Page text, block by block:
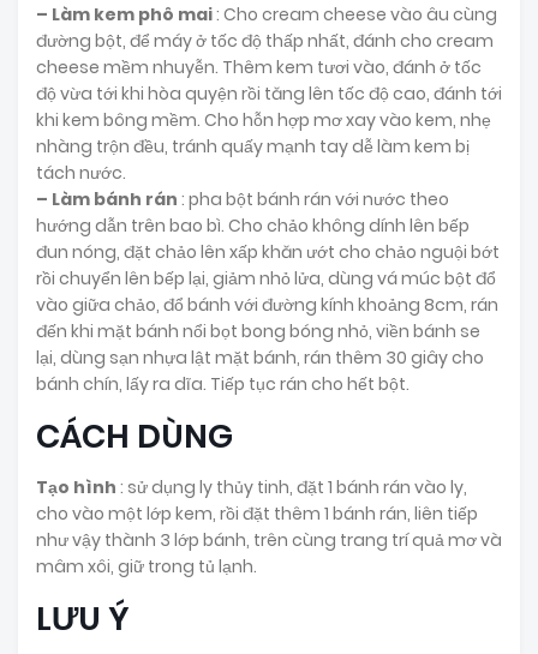
– Làm kem phô mai: Cho cream cheese vào âu cùng
đường bột, để máy ở tốc độ thấp nhất, đánh cho cream
cheese mềm nhuyễn. Thêm kem tươi vào, đánh ở tốc
độ vừa tới khi hòa quyện rồi tăng lên tốc độ cao, đánh tới
khi kem bông mềm. Cho hỗn hợp mơ xay vào kem, nhẹ
nhàng trộn đều, tránh quấy mạnh tay dễ làm kem bị
tách nước.
– Làm bánh rán : pha bột bánh rán với nước theo
hướng dẫn trên bao bì. Cho chảo không dính lên bếp
đun nóng, đặt chảo lên xấp khăn ướt cho chảo nguội bớt
rồi chuyển lên bếp lại, giảm nhỏ lửa, dùng vá múc bột đổ
vào giữa chảo, đổ bánh với đường kính khoảng 8cm, rán
đến khi mặt bánh nổi bọt bong bóng nhỏ, viền bánh se
lại, dùng sạn nhựa lật mặt bánh, rán thêm 30 giây cho
bánh chín, lấy ra dĩa. Tiếp tục rán cho hết bột.
CÁCH DÙNG
Tạo hình : sử dụng ly thủy tinh, đặt 1 bánh rán vào ly,
cho vào một lớp kem, rồi đặt thêm 1 bánh rán, liên tiếp
như vậy thành 3 lớp bánh, trên cùng trang trí quả mơ và
mâm xôi, giữ trong tủ lạnh.
LƯU Ý